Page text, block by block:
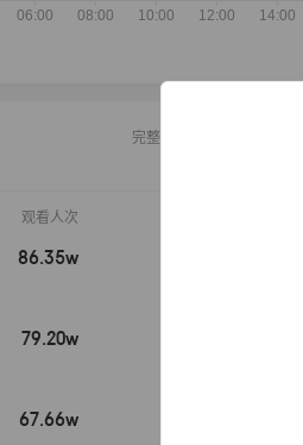
完整榜单
观看人次
86.35w
79.20w
67.66w